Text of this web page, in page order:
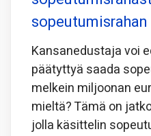
Kansanedustaja voi
päätyttyä saada
melkein miljoonan
mieltä? Tämä on
jolla käsittelin